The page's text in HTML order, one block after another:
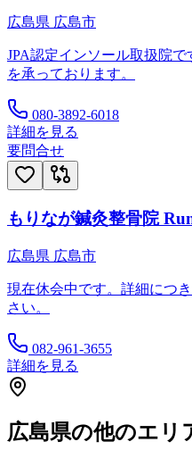
広島県 広島市
JPA認定インソール取扱院
を承っております。
080-3892-6018
詳細を見る
要問合せ
もりなが鍼灸整骨院
広島県 広島市
現在休会中です。詳細につ
さい。
082-961-3655
詳細を見る
広島県の他のエリ